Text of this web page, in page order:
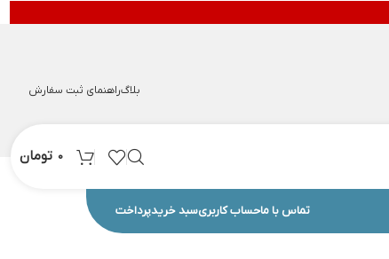
بلاگراهنمای ثبت سفارش
0 تومان
تماس با ماحساب کاربریسبد خریدپرداخت